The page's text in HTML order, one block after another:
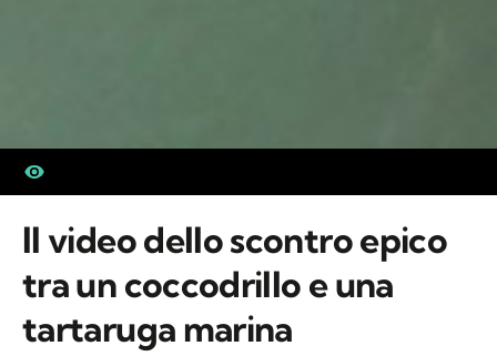
Il video dello scontro epico
tra un coccodrillo e una
tartaruga marina